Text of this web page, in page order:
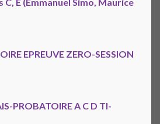
E (Emmanuel Simo, Maurice
EPREUVE ZERO-SESSION
PROBATOIRE A C D TI-